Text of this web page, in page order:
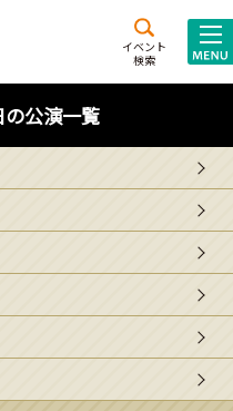
イベント
検索
ルの公演一覧